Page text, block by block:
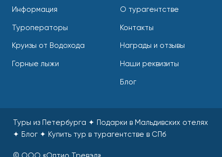
Информация
Туроператоры
Круизы от Водохода
Горные лыжи
О турагентстве
Контакты
Награды и отзывы
Наши реквизиты
Блог
Туры из Петербурга ✦ Подарки в Мальдивских отелях
✦ Блог ✦ Купить тур в турагентстве в СПб